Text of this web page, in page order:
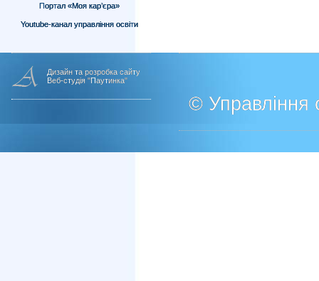
Портал «Моя кар’єра»
Youtube-канал управління освіти
Дизайн та розробка сайту
Веб-студія "Паутинка"
© Управління